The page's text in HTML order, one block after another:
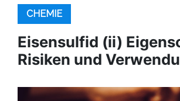
CHEMIE
Eisensulfid (ii)
Risiken und